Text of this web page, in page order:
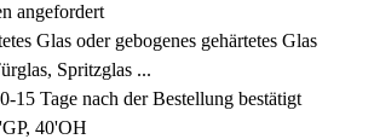
angefordert
Glas oder gebogenes gehärtetes Glas
Spritzglas ...
15 Tage nach der Bestellung bestätigt
40'OH